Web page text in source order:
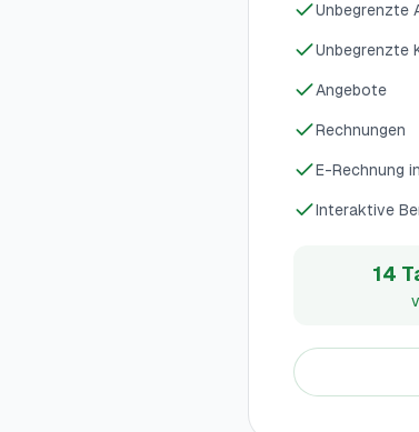
Unbegrenzte
Unbegrenzte
Angebote
Rechnungen
E-Rechnung
Interaktive
14